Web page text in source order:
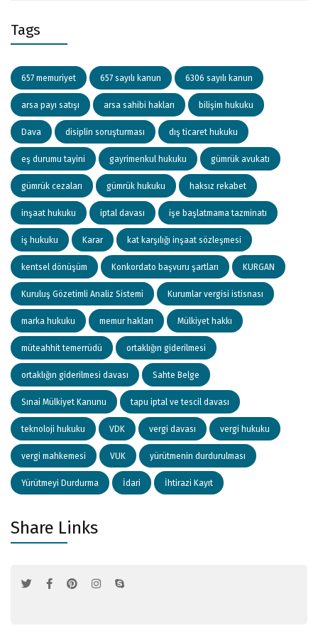
Tags
657 memuriyet 657 sayılı kanun 6306 sayılı kanun
arsa payı satışı arsa sahibi hakları bilişim hukuku
Dava disiplin soruşturması dış ticaret hukuku
eş durumu tayini gayrimenkul hukuku gümrük avukatı
gümrük cezaları gümrük hukuku haksız rekabet
inşaat hukuku iptal davası işe başlatmama tazminatı
iş hukuku Karar kat karşılığı inşaat sözleşmesi
kentsel dönüşüm Konkordato başvuru şartları KURGAN
Kuruluş Gözetimli Analiz Sistemi Kurumlar vergisi istisnası
marka hukuku memur hakları Mülkiyet hakkı
müteahhit temerrüdü ortaklığın giderilmesi
ortaklığın giderilmesi davası Sahte Belge
Sınai Mülkiyet Kanunu tapu iptal ve tescil davası
teknoloji hukuku VDK vergi davası vergi hukuku
vergi mahkemesi VUK yürütmenin durdurulması
Yürütmeyi Durdurma İdari İhtirazi Kayıt
Share Links